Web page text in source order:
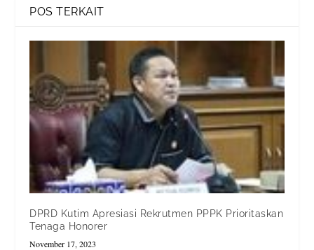
POS TERKAIT
DPRD Kutim Apresiasi Rekrutmen PPPK Prioritaskan
Tenaga Honorer
November 17, 2023